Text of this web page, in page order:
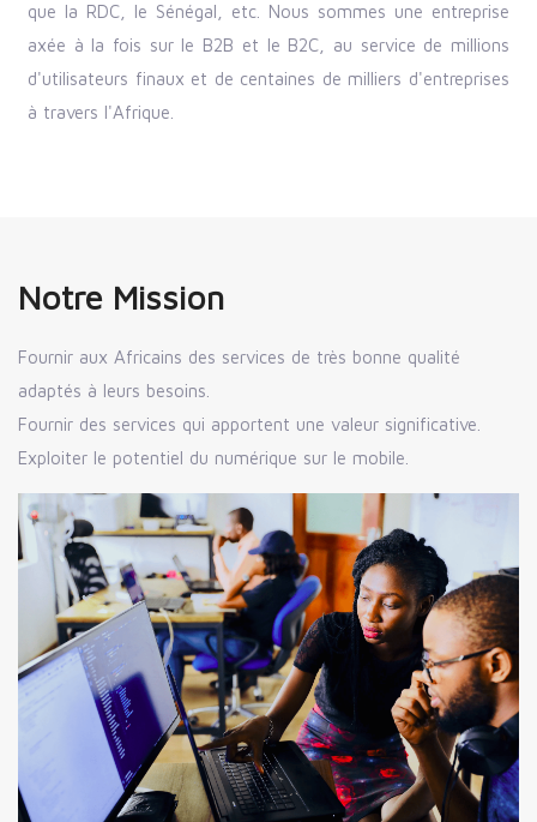
que la RDC, le Sénégal, etc. Nous sommes une entreprise
axée à la fois sur le B2B et le B2C, au service de millions
d'utilisateurs finaux et de centaines de milliers d'entreprises
à travers l'Afrique.
Notre Mission
Fournir aux Africains des services de très bonne qualité
adaptés à leurs besoins.
Fournir des services qui apportent une valeur significative.
Exploiter le potentiel du numérique sur le mobile.